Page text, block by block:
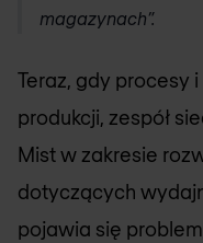
magazynach”.
Teraz, gdy procesy
produkcji, zespół
Mist w zakresie
dotyczących
pojawia się